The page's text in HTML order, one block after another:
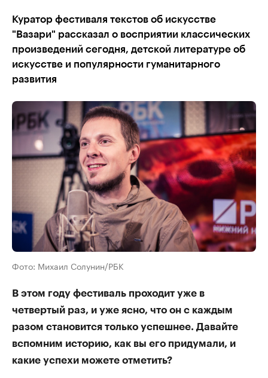
Куратор фестиваля текстов об искусстве
"Вазари" рассказал о восприятии классических
произведений сегодня, детской литературе об
искусстве и популярности гуманитарного
развития
Фото: Михаил Солунин/РБК
В этом году фестиваль проходит уже в
четвертый раз, и уже ясно, что он с каждым
разом становится только успешнее. Давайте
вспомним историю, как вы его придумали, и
какие успехи можете отметить?